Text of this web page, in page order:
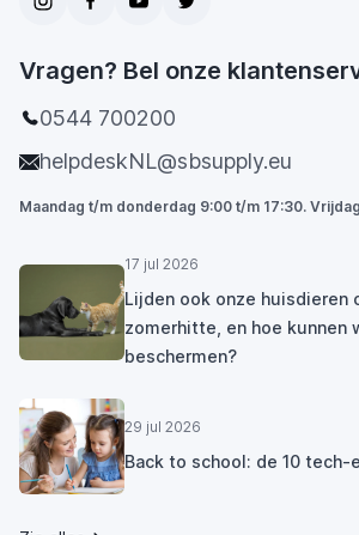
Vragen? Bel onze
0544 700200
helpdeskNL@sbsupply.eu
Maandag t/m donderdag 9:00 t/m 17:30.
17 jul 2026
Lijden ook onze huisdieren
zomerhitte, en hoe kunnen
beschermen?
29 jul 2026
Back to school: de 10 tech-